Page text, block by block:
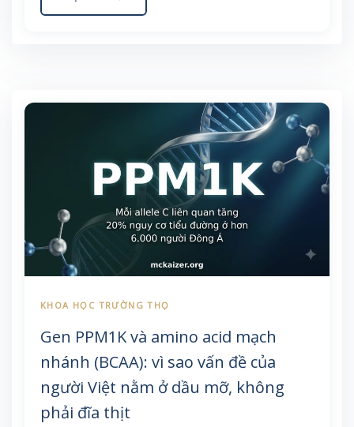
và cách giữ nền riboflavin trong bữa ăn Việt.
Gen PPM1K và amino acid mạch
nhánh (BCAA): vì sao vấn đề của
người Việt nằm ở dầu mỡ, không
phải đĩa thịt